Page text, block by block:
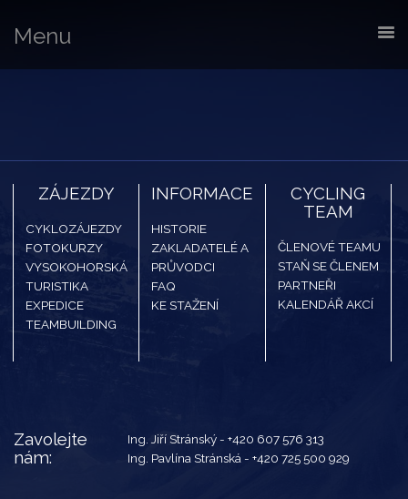
Menu
ZÁJEZDY
CYKLOZÁJEZDY
FOTOKURZY
VYSOKOHORSKÁ
TURISTIKA
EXPEDICE
TEAMBUILDING
INFORMACE
HISTORIE
ZAKLADATELÉ A
PRŮVODCI
FAQ
KE STAŽENÍ
CYCLING
TEAM
ČLENOVÉ TEAMU
STAŇ SE ČLENEM
PARTNEŘI
KALENDÁŘ AKCÍ
Zavolejte
nám:
Ing. Jiří Stránský -+420 607 576 313
Ing. Pavlína Stránská -+420 725 500 929